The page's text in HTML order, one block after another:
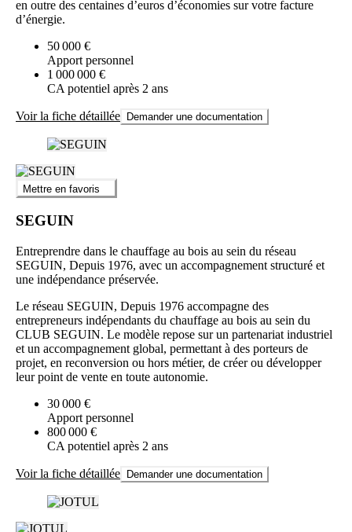
en outre des centaines d’euros d’économies sur votre facture
d’énergie.
50 000 €
Apport personnel
1 000 000 €
CA potentiel après 2 ans
Voir la fiche détaillée Demander une documentation
Mettre en favoris
SEGUIN
Entreprendre dans le chauffage au bois au sein du réseau
SEGUIN, Depuis 1976, avec un accompagnement structuré et
une indépendance préservée.
Le réseau SEGUIN, Depuis 1976 accompagne des
entrepreneurs indépendants du chauffage au bois au sein du
CLUB SEGUIN. Le modèle repose sur un partenariat industriel
et un accompagnement global, permettant à des porteurs de
projet, en reconversion ou hors métier, de créer ou développer
leur point de vente en toute autonomie.
30 000 €
Apport personnel
800 000 €
CA potentiel après 2 ans
Voir la fiche détaillée Demander une documentation